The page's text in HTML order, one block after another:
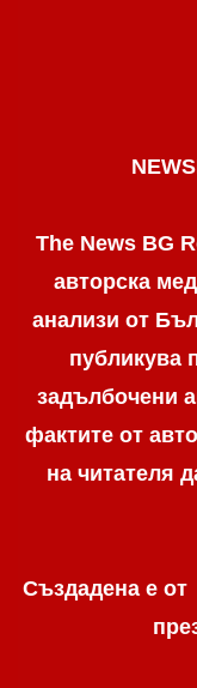
The News BG
авторска
анализи от
публикува
задълбочени
фактите от
на читателя
Създадена е